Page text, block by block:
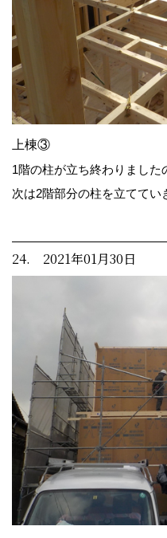
上棟③
1階の柱が立ち終わりました
次は2階部分の柱を立ててい
24. 2021年01月30日